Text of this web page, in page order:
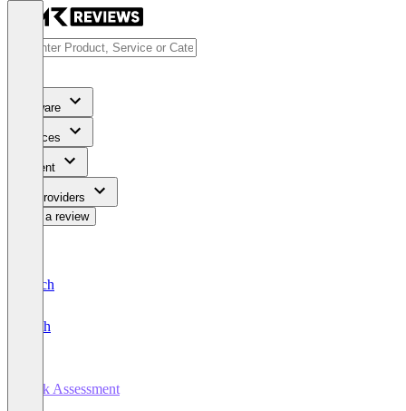
Software
Services
Content
For Providers
Write a review
Deutsch
English
Risk Assessment